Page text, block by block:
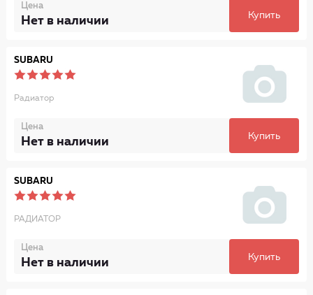
Цена
Нет в наличии Купить
SUBARU
Радиатор
Цена
Нет в наличии Купить
SUBARU
РАДИАТОР
Цена
Нет в наличии Купить